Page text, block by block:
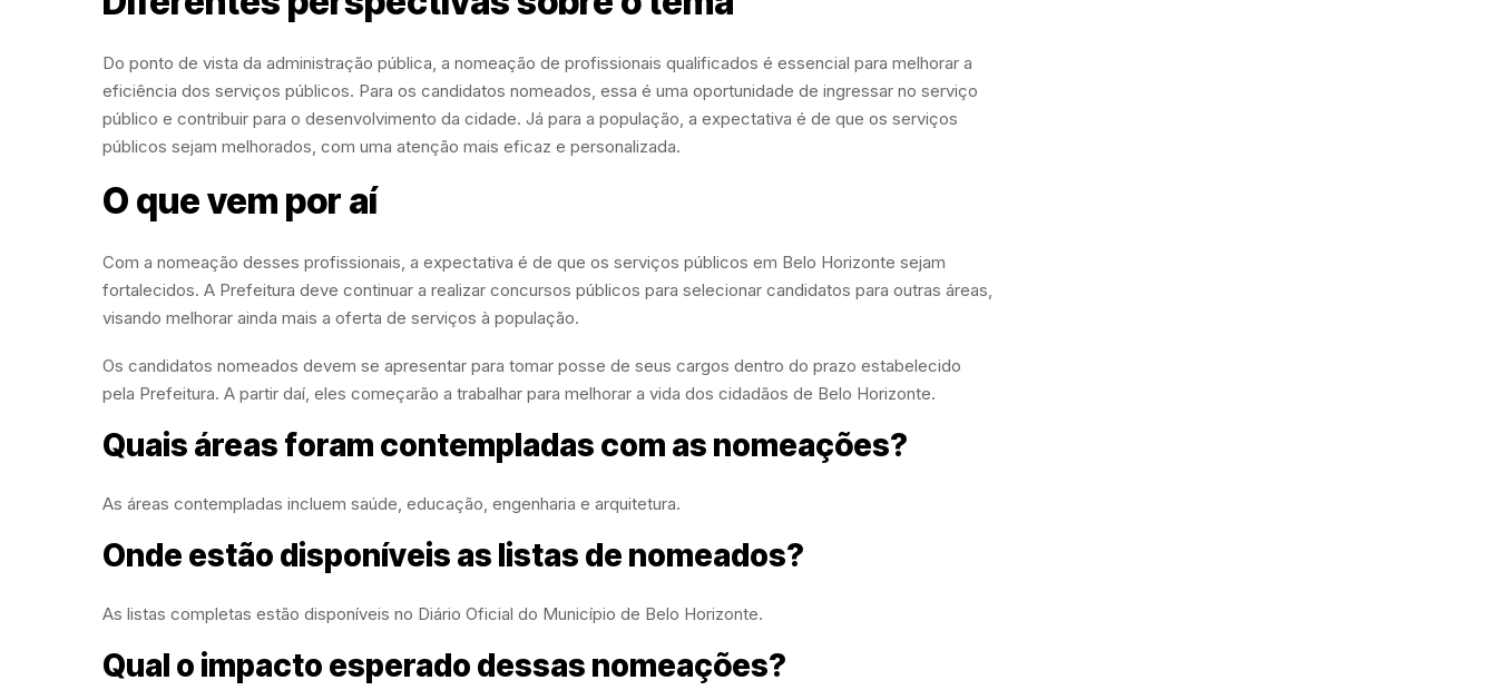
Do ponto de vista da administração pública, a nomeação de profissionais qualificados é essencial para melhorar a
eficiência dos serviços públicos. Para os candidatos nomeados, essa é uma oportunidade de ingressar no serviço
público e contribuir para o desenvolvimento da cidade. Já para a população, a expectativa é de que os serviços
públicos sejam melhorados, com uma atenção mais eficaz e personalizada.
O que vem por aí
Com a nomeação desses profissionais, a expectativa é de que os serviços públicos em Belo Horizonte sejam
fortalecidos. A Prefeitura deve continuar a realizar concursos públicos para selecionar candidatos para outras áreas,
visando melhorar ainda mais a oferta de serviços à população.
Os candidatos nomeados devem se apresentar para tomar posse de seus cargos dentro do prazo estabelecido
pela Prefeitura. A partir daí, eles começarão a trabalhar para melhorar a vida dos cidadãos de Belo Horizonte.
Quais áreas foram contempladas com as nomeações?
As áreas contempladas incluem saúde, educação, engenharia e arquitetura.
Onde estão disponíveis as listas de nomeados?
As listas completas estão disponíveis no Diário Oficial do Município de Belo Horizonte.
Qual o impacto esperado dessas nomeações?